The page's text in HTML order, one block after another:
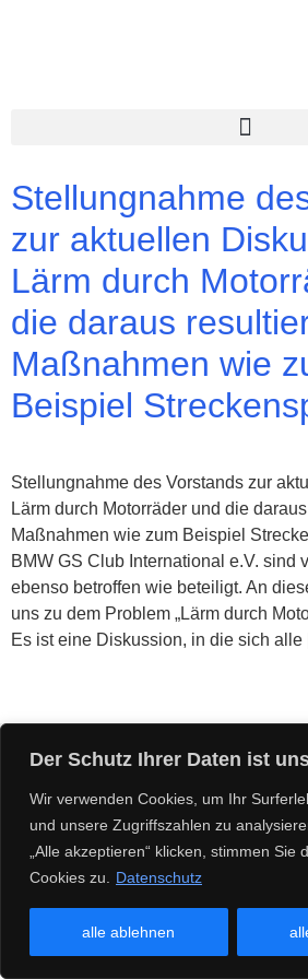
Der Schutz Ihrer Daten ist
Wir verwenden Cookies, um Ihr
und unsere Zugriffszahlen zu
„Alle akzeptieren“ klicken, stimmen Sie
Cookies zu.
Datenschutz
alle ablehnen
Stellungnahme
zur aktuellen
Lärm durch
die daraus
Maßnahmen wie
Beispiel
Stellungnahme des Vorstands zur
Lärm durch Motorräder und die
Maßnahmen wie zum Beispiel
BMW GS Club International e.V. sind
ebenso betroffen wie beteiligt. An
uns zu dem Problem „Lärm durch
Es ist eine Diskussion, in die sich
Impressum Datenschutz
BMW GS Club